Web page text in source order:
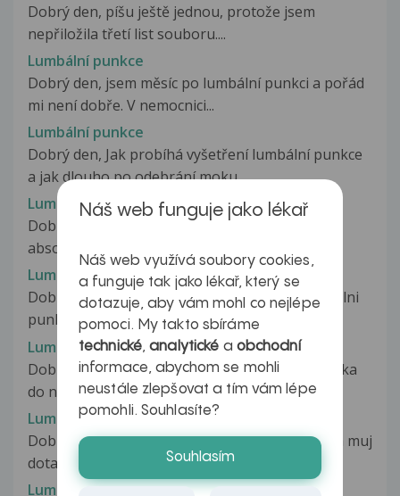
Dobrý den, píšu ještě jednou, protože jsem
nepřiložila třetí list souboru....
Lumbální punkce
Dobrý den, jsem měsíc po lumbální punkci a pořád
mi není dobře. V nemocnici...
Lumbální punkce
Dobrý den, Jak probíhá vyšetření lumbální punkce
a jak dlouho po odebrání moku...
Lumbální punkce
Dobrý den, během následujících dnů bych měla
absolvovat lumbální punkci. Chtěla...
Lumbalni punkce
Dobrý den. Před 2 týdny jsem absolvoval lumbalni
punkci. Po které následovaly...
Lumbální punkce
Dobrý den, manželku 33 let, dnes odvezla sanitka
do nemocnice, když zkolabovala...
Lumbalni punkce
Dobry den ,pan doktor V.Šigut mi odpověděl na muj
dotaz ohledně bolesti hlavy...
Lumbální punkce
Náš web funguje jako lékař
Náš web využívá soubory cookies,
a funguje tak jako lékař, který se
dotazuje, aby vám mohl co nejlépe
pomoci. My takto sbíráme
technické,analytické a obchodní
informace, abychom se mohli
neustále zlepšovat a tím vám lépe
pomohli. Souhlasíte?
Souhlasím